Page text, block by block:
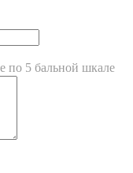
по 5 бальной шкале